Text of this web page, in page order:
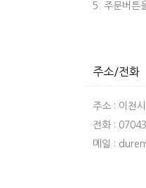
5. 주문버튼
주소/전화
주소 : 이천
전화 :
메일 :